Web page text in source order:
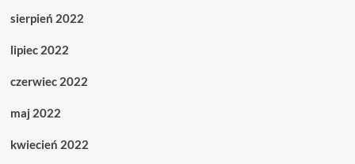
sierpień 2022
lipiec 2022
czerwiec 2022
maj 2022
kwiecień 2022